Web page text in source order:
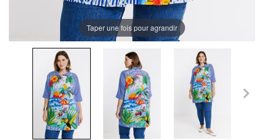
Taper une fois pour agrandir